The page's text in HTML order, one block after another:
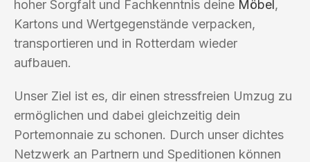
hoher Sorgfalt und Fachkenntnis deine Möbel,
Kartons und Wertgegenstände verpacken,
transportieren und in Rotterdam wieder
aufbauen.
Unser Ziel ist es, dir einen stressfreien Umzug zu
ermöglichen und dabei gleichzeitig dein
Portemonnaie zu schonen. Durch unser dichtes
Netzwerk an Partnern und Speditionen können